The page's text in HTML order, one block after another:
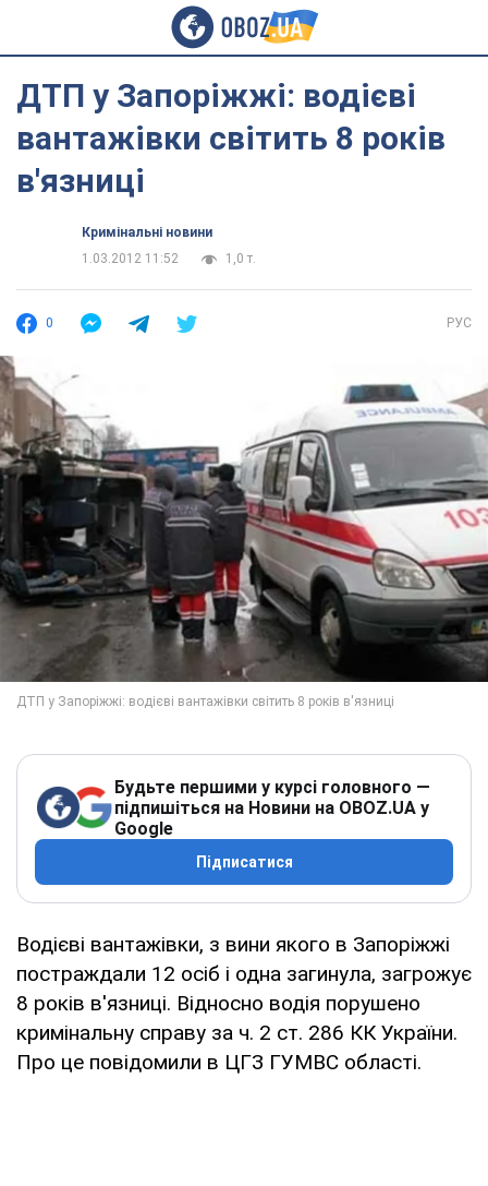
ДТП у Запоріжжі: водієві
вантажівки світить 8 років
в'язниці
Кримінальні новини
1.03.2012 11:52
1,0 т.
0 РУС
Будьте першими у курсі головного —
підпишіться на Новини на OBOZ.UA у
Google
Підписатися
Водієві вантажівки, з вини якого в Запоріжжі
постраждали 12 осіб і одна загинула, загрожує
8 років в'язниці. Відносно водія порушено
кримінальну справу за ч. 2 ст. 286 КК України.
Про це повідомили в ЦГЗ ГУМВС області.